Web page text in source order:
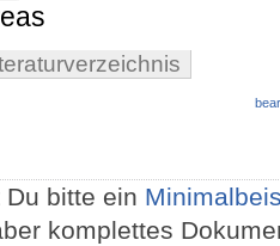
Du bitte ein
komplettes